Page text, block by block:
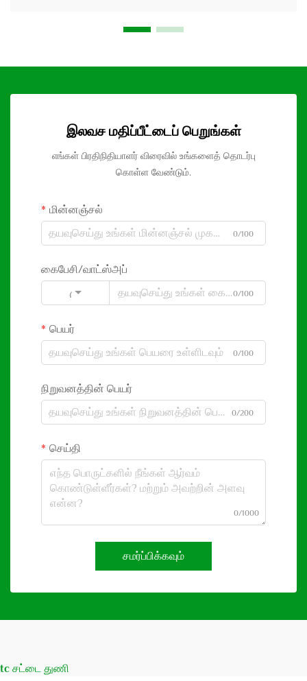
இலவச மதிப்பீட்டைப் பெறுங்கள்
எங்கள் பிரதிநிதியாளர் விரைவில் உங்களைத் தொடர்பு
கொள்ள வேண்டும்.
மின்னஞ்சல்
0/100
கைபேசி/வாட்ஸ்அப்
Code 0/100
பெயர்
0/100
நிறுவனத்தின் பெயர்
0/200
செய்தி
0/1000
சமர்ப்பிக்கவும்
tc சட்டை துணி